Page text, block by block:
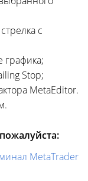
с
графика;
Stop;
MetaEditor.
MetaTrader